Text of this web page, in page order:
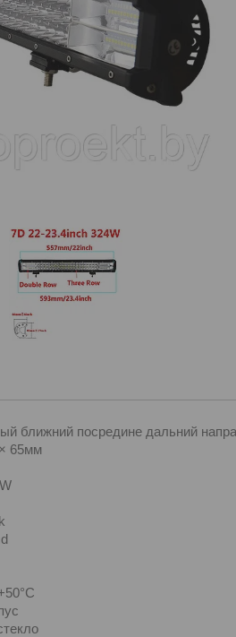
ближний посредине дальний
65мм